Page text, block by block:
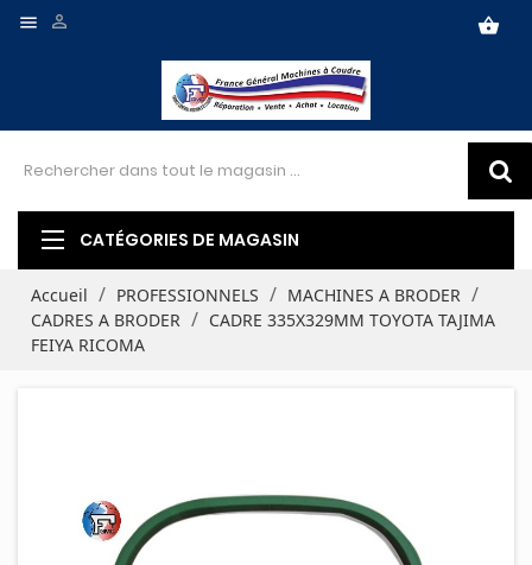
 shopping_basket

CATÉGORIES DE MAGASIN
Accueil PROFESSIONNELS
MACHINES A BRODER
CADRES A BRODER
CADRE 335X329MM TOYOTA TAJIMA
FEIYA RICOMA